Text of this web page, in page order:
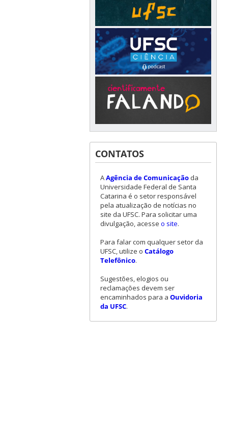
CONTATOS
AAgência de Comunicaçãoda
Universidade Federal de Santa
Catarina é o setor responsável
pela atualização de notícias no
site da UFSC. Para solicitar uma
divulgação, acesse o site.
Para falar com qualquer setor da
UFSC, utilize o Catálogo
Telefônico.
Sugestões, elogios ou
reclamações devem ser
encaminhados para a Ouvidoria
da UFSC.